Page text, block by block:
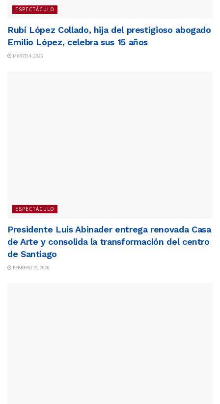
ESPECTÁCULO
Rubí López Collado, hija del prestigioso abogado
Emilio López, celebra sus 15 años
MARZO 4, 2026
ESPECTÁCULO
Presidente Luis Abinader entrega renovada Casa
de Arte y consolida la transformación del centro
de Santiago
FEBRERO 19, 2026